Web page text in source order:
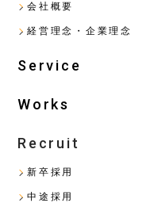
会社概要
経営理念・企業理念
Service
Works
Recruit
新卒採用
中途採用